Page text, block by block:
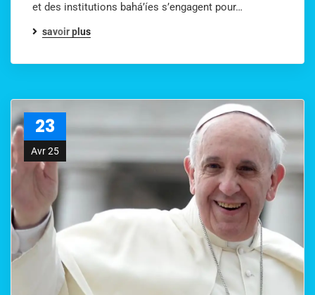
et des institutions bahá’íes s’engagent pour…
savoir plus
23
Avr 25